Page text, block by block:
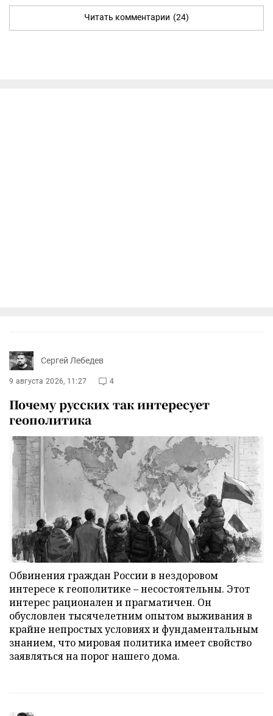
Читать комментарии (24)
Сергей Лебедев
9 августа 2026, 11:27 4
Почему русских так интересует
геополитика
Обвинения граждан России в нездоровом
интересе к геополитике – несостоятельны. Этот
интерес рационален и прагматичен. Он
обусловлен тысячелетним опытом выживания в
крайне непростых условиях и фундаментальным
знанием, что мировая политика имеет свойство
заявляться на порог нашего дома.